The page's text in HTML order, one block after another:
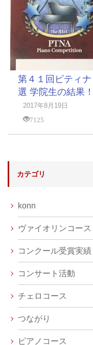
第４１回ピティ
選 学院生の結果
2017年8月19日
7125
カテゴリ
konn
ヴァイオリンコース
コンクール受賞実績
コンサート活動
チェロコース
つながり
ピアノコース